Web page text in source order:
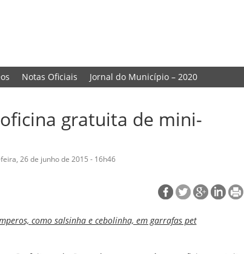
Notas Oficiais Jornal do Município – 2020
gratuita de mini-
26 de junho de 2015 - 16h46
como salsinha e cebolinha, em garrafas pet